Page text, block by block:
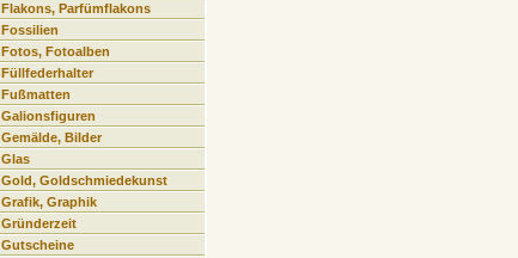
Flakons, Parfümflakons
Fossilien
Fotos, Fotoalben
Füllfederhalter
Fußmatten
Galionsfiguren
Gemälde, Bilder
Glas
Gold, Goldschmiedekunst
Grafik, Graphik
Gründerzeit
Gutscheine